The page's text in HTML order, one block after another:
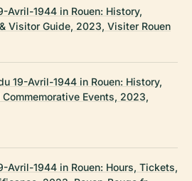
Avril-1944 in Rouen: History,
Visitor Guide, 2023, Visiter Rouen
19-Avril-1944 in Rouen: History,
Events, 2023,
Avril-1944 in Rouen: Hours, Tickets,